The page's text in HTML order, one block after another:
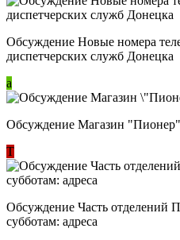
Обсуждение Новые номера
диспетчерских служб Донецка
a
Обсуждение Магазин "Пионер"
Т
Обсуждение Часть отделений
субботам: адреса